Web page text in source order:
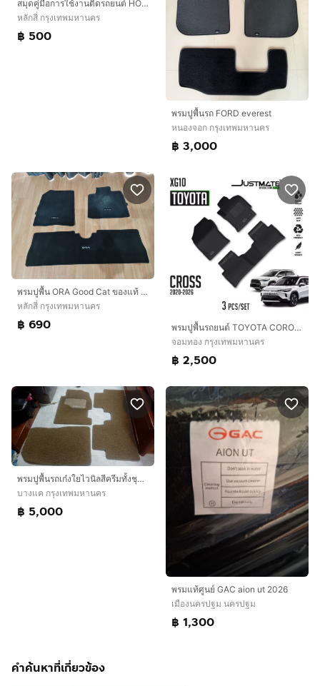
สมุดคู่มือการใช้งานติดรถยนต์ HONDA MAZDA TOYOTA NISSAN ISUZU SUZUKI
หลักสี่ กรุงเทพมหานคร
฿ 500
พรมปูพื้นรถ FORD everest
หนองจอก กรุงเทพมหานคร
฿ 3,000
พรมปูพื้น ORA Good Cat ของแท้ สภาพดี ครบชุด 3 ชิ้นชลฃ
หลักสี่ กรุงเทพมหานคร
฿ 690
พรมปูพื้นรถยนต์ TOYOTA COROLLA CROSS
จอมทอง กรุงเทพมหานคร
฿ 2,500
พรมปูพื้นรถเก๋งใยไวนิลสีครีมทั้งชุด(3ชิ้น)FOR HONDA
บางแค กรุงเทพมหานคร
฿ 5,000
พรมแท้ศูนย์ GAC aion ut 2026
เมืองนครปฐม นครปฐม
฿ 1,300
คำค้นหาที่เกี่ยวข้อง